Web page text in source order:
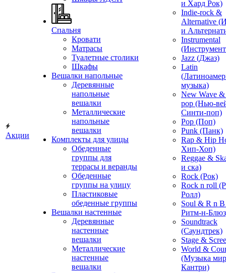
Акции
Спальня
Кровати
Матрасы
Туалетные столики
Шкафы
Вешалки напольные
Деревянные
напольные
вешалки
Металлические
напольные
вешалки
Комплекты для улицы
Обеденные
группы для
террасы и веранды
Обеденные
группы на улицу
Пластиковые
обеденные группы
Вешалки настенные
Деревянные
настенные
вешалки
Металлические
настенные
вешалки
и Хард Рок)
Indie-rock &
Alternative
и
Instrumental
Jazz (Джаз)
Latin
музыка)
New Wave
pop (Нью-
Синти-поп)
Pop (Поп)
Punk (Панк)
Rap & Hip
Хип-Хоп)
Reggae &
и ска)
Rock (Рок)
Rock n roll
Ролл)
Soul & R n
Ритм-н-
Soundtrack
(Саундтрек)
Stage &
World &
(Музыка
Кантри)